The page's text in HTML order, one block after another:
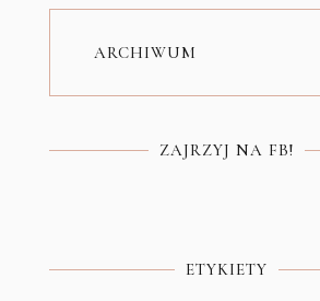
ARCHIWUM
ZAJRZYJ NA FB!
ETYKIETY